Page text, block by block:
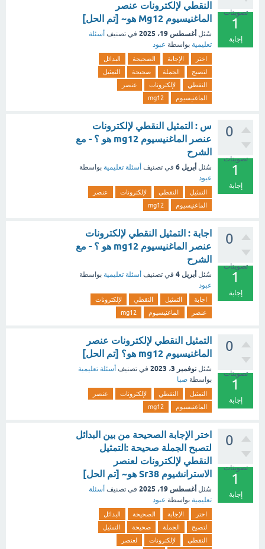
تصويتات
1
إجابة
النقطي لإلكترونات عنصر
الماغنيسيوم Mg12 هو~ [تم الحل]
سُئل أغسطس 19، 2025 في تصنيف أسئلة
تعليمية بواسطة عبود
اختر الإجابة الصحيحة
البدائل
لتصبح
الجملة صحيحة
التمثيل
النقطي
لإلكترونات
عنصر
الماغنيسيوم
mg12
0
تصويتات
1
إجابة
س : التمثيل النقطي لإلكترونات
عنصر الماغنيسيوم mg12 هو ؟ - مع
الشرح
سُئل أبريل 6 في تصنيف أسئلة تعليمية بواسطة
عبود
التمثيل النقطي لإلكترونات
عنصر
الماغنيسيوم
mg12
0
تصويتات
1
إجابة
اجابة : التمثيل النقطي لإلكترونات
عنصر الماغنيسيوم mg12 هو ؟ - مع
الشرح
سُئل أبريل 4 في تصنيف أسئلة تعليمية بواسطة
عبود
اجابة التمثيل النقطي
لإلكترونات
عنصر
الماغنيسيوم mg12
0
تصويتات
1
إجابة
التمثيل النقطي لإلكترونات عنصر
الماغنيسيوم mg12 هو؟ [تم الحل]
سُئل نوفمبر 3، 2023 في تصنيف أسئلة تعليمية
بواسطة صبا
التمثيل النقطي لإلكترونات
عنصر
الماغنيسيوم
mg12
0
تصويتات
1
إجابة
اختر الإجابة الصحيحة من بين البدائل
لتصبح الجملة صحيحة :التمثيل
النقطي لإلكترونات لعنصر
الاسترانشيوم Sr38 هو~ [تم الحل]
سُئل أغسطس 19، 2025 في تصنيف أسئلة
تعليمية بواسطة عبود
اختر الإجابة الصحيحة
البدائل
لتصبح
الجملة صحيحة
التمثيل
النقطي
لإلكترونات
لعنصر